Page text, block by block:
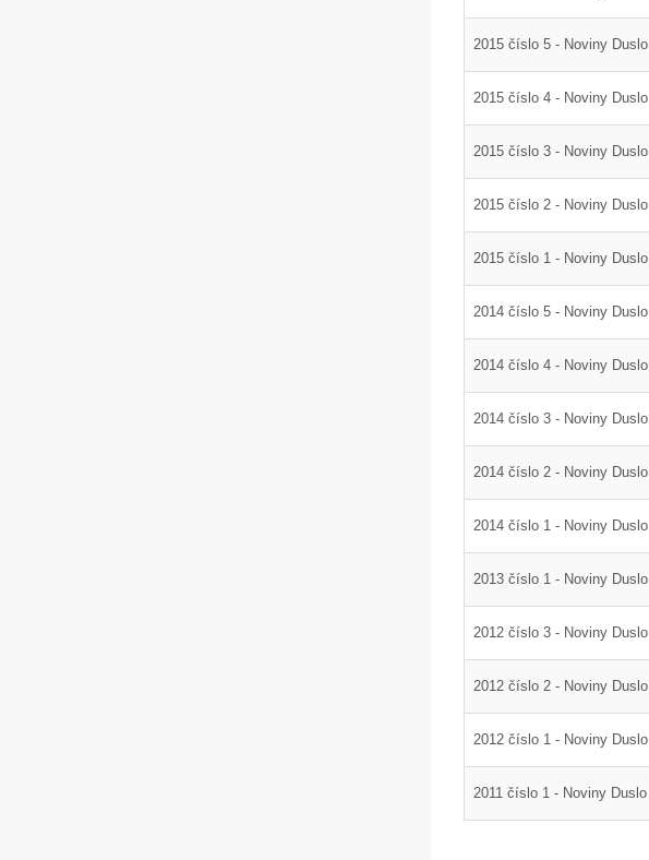
2015 číslo 5 - Noviny Duslo
2015 číslo 4 - Noviny Duslo
2015 číslo 3 - Noviny Duslo
2015 číslo 2 - Noviny Duslo
2015 číslo 1 - Noviny Duslo
2014 číslo 5 - Noviny Duslo
2014 číslo 4 - Noviny Duslo
2014 číslo 3 - Noviny Duslo
2014 číslo 2 - Noviny Duslo
2014 číslo 1 - Noviny Duslo
2013 číslo 1 - Noviny Duslo
2012 číslo 3 - Noviny Duslo
2012 číslo 2 - Noviny Duslo
2012 číslo 1 - Noviny Duslo
2011 číslo 1 - Noviny Duslo